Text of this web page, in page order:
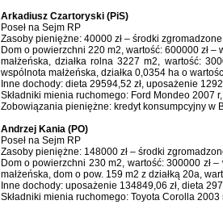
Arkadiusz Czartoryski (PiS)
Poseł na Sejm RP
Zasoby pieniężne: 40000 zł – środki
Dom o powierzchni 220 m2, wartość: 600000 zł –
małżeńska, działka rolna 3227 m2, wartość:
wspólnota małżeńska, działka 0,0354 ha o
Inne dochody: dieta 29594,52 zł, uposażenie
Składniki mienia ruchomego: Ford Mondeo 2007
Zobowiązania pieniężne: kredyt konsumpcyjny w
Andrzej Kania (PO)
Poseł na Sejm RP
Zasoby pieniężne: 148000 zł – środki
Dom o powierzchni 230 m2, wartość: 300000 zł
małżeńska, dom o pow. 159 m2 z działką 20a,
Inne dochody: uposażenie 134849,06 zł, dieta
Składniki mienia ruchomego: Toyota Corolla